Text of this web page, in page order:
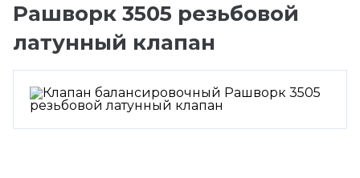
Рашворк 3505 резьбовой
латунный клапан